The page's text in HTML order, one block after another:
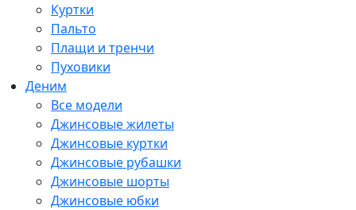
Куртки
Пальто
Плащи и тренчи
Пуховики
Деним
Все модели
Джинсовые жилеты
Джинсовые куртки
Джинсовые рубашки
Джинсовые шорты
Джинсовые юбки